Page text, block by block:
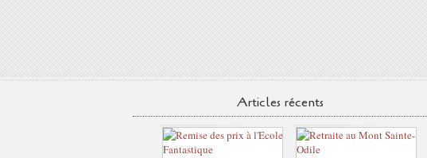
Articles récents